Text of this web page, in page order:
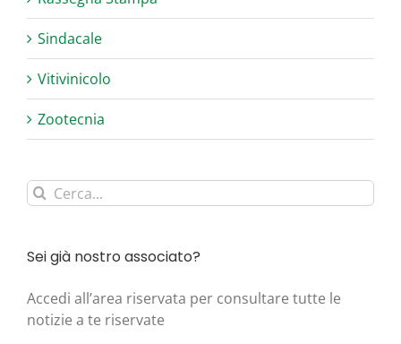
Sindacale
Vitivinicolo
Zootecnia
Cerca
per:
Sei già nostro associato?
Acce­di all’area riser­va­ta per con­sul­ta­re tut­te le
noti­zie a te riservate